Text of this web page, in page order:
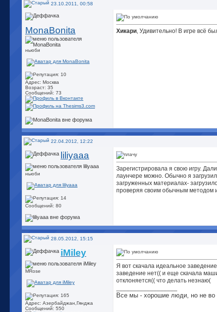
23.10.2011, 00:58
MonaBonita
ньюби
Адрес: Москва
Возраст: 35
Сообщений: 73
Хикари, Удивительно! В игре всё
22.04.2012, 12:22
liliyaaa
ньюби
Сообщений: 80
Зарегистрировала я свою игру.
лаунчере можно. Обычно я
загруженных материалах-
проверяя своим обычным методом
28.05.2012, 15:15
iMiley
MRose
Адрес: Азербайджан,Гянджа
Сообщений: 550
Я вот скачала идеальное
заведение нет(( и еще скачала
отклоняется(( что делать незнаю(
Все мы - хорошие люди, но не во